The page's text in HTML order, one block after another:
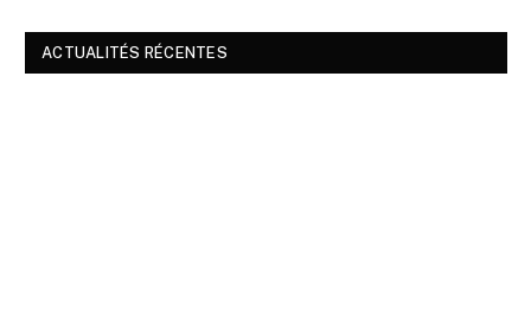
ACTUALITÉS RÉCENTES